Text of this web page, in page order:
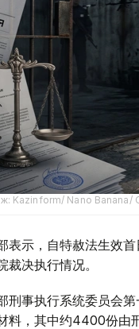
Kazinform/ Nano Banana/
表示，自特赦法生效
裁决执行情况。
刑事执行系统委员会
料，其中约4400份由